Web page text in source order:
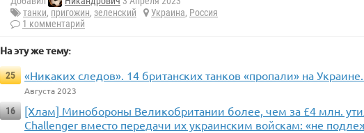
танки, пригожин, зеленский Украина, Россия
1 комментарий
На эту же тему:
25 «Никаких следов». 14 британских танков «пропали» на
Августа 2023
16
[Хлам] Минобороны Великобритании более, чем за £4 млн.
Challenger вместо передачи их украинским войскам: «не